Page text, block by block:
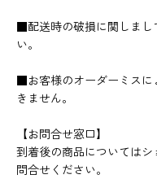
■配送時の破損に関しまし
い。
■お客様のオーダーミスに
きません。
【お問合せ窓口】
到着後の商品については
問合せください。